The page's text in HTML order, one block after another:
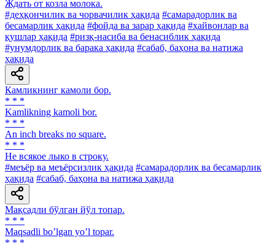
Ждать от козла молока.
#деҳқончилик ва чорвачилик ҳақида #самарадорлик ва
бесамарлик ҳақида #фойда ва зарар ҳақида #ҳайвонлар ва
қушлар ҳақида #ризқ-насиба ва бенасиблик ҳақида
#унумдорлик ва барака ҳақида #сабаб, баҳона ва натижа
ҳақида
Камликнинг камоли бор.
* * *
Kamlikning kamoli bor.
* * *
An inch breaks no square.
* * *
He всякое лыко в строку.
#меъёр ва меъёрсизлик ҳақида #самарадорлик ва бесамарлик
ҳақида #сабаб, баҳона ва натижа ҳақида
Мақсадли бўлган йўл топар.
* * *
Maqsadli boʼlgan yoʼl topar.